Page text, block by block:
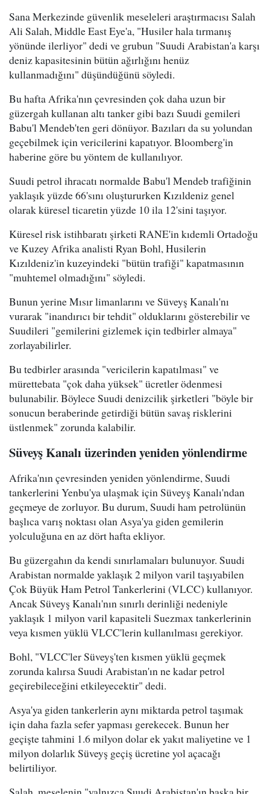
Sana Merkezinde güvenlik meseleleri araştırmacısı Salah
Ali Salah, Middle East Eye'a, "Husiler hala tırmanış
yönünde ilerliyor" dedi ve grubun "Suudi Arabistan'a karşı
deniz kapasitesinin bütün ağırlığını henüz
kullanmadığını" düşündüğünü söyledi.
Bu hafta Afrika'nın çevresinden çok daha uzun bir
güzergah kullanan altı tanker gibi bazı Suudi gemileri
Babu'l Mendeb'ten geri dönüyor. Bazıları da su yolundan
geçebilmek için vericilerini kapatıyor. Bloomberg'in
haberine göre bu yöntem de kullanılıyor.
Suudi petrol ihracatı normalde Babu'l Mendeb trafiğinin
yaklaşık yüzde 66'sını oluştururken Kızıldeniz genel
olarak küresel ticaretin yüzde 10 ila 12'sini taşıyor.
Küresel risk istihbaratı şirketi RANE'in kıdemli Ortadoğu
ve Kuzey Afrika analisti Ryan Bohl, Husilerin
Kızıldeniz'in kuzeyindeki "bütün trafiği" kapatmasının
"muhtemel olmadığını" söyledi.
Bunun yerine Mısır limanlarını ve Süveyş Kanalı'nı
vurarak "inandırıcı bir tehdit" olduklarını gösterebilir ve
Suudileri "gemilerini gizlemek için tedbirler almaya"
zorlayabilirler.
Bu tedbirler arasında "vericilerin kapatılması" ve
mürettebata "çok daha yüksek" ücretler ödenmesi
bulunabilir. Böylece Suudi denizcilik şirketleri "böyle bir
sonucun beraberinde getirdiği bütün savaş risklerini
üstlenmek" zorunda kalabilir.
Süveyş Kanalı üzerinden yeniden yönlendirme
Afrika'nın çevresinden yeniden yönlendirme, Suudi
tankerlerini Yenbu'ya ulaşmak için Süveyş Kanalı'ndan
geçmeye de zorluyor. Bu durum, Suudi ham petrolünün
başlıca varış noktası olan Asya'ya giden gemilerin
yolculuğuna en az dört hafta ekliyor.
Bu güzergahın da kendi sınırlamaları bulunuyor. Suudi
Arabistan normalde yaklaşık 2 milyon varil taşıyabilen
Çok Büyük Ham Petrol Tankerlerini (VLCC) kullanıyor.
Ancak Süveyş Kanalı'nın sınırlı derinliği nedeniyle
yaklaşık 1 milyon varil kapasiteli Suezmax tankerlerinin
veya kısmen yüklü VLCC'lerin kullanılması gerekiyor.
Bohl, "VLCC'ler Süveyş'ten kısmen yüklü geçmek
zorunda kalırsa Suudi Arabistan'ın ne kadar petrol
geçirebileceğini etkileyecektir" dedi.
Asya'ya giden tankerlerin aynı miktarda petrol taşımak
için daha fazla sefer yapması gerekecek. Bunun her
geçişte tahmini 1.6 milyon dolar ek yakıt maliyetine ve 1
milyon dolarlık Süveyş geçiş ücretine yol açacağı
belirtiliyor.